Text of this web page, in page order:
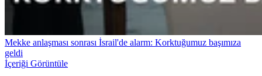
Mekke anlaşması sonrası İsrail'de alarm: Korktuğumuz başımıza
geldi
İçeriği Görüntüle